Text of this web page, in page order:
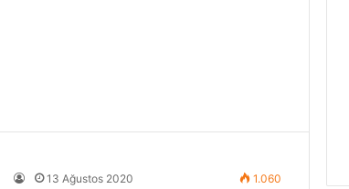
13 Ağustos 2020 1.060